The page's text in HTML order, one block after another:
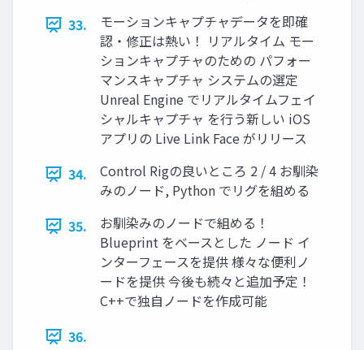
33.
モーションキャプチャデータを即確
認・修正は熱い！ リアルタイム モー
ションキャプチャのための パフォー
マンスキャプチャ システムの選定
Unreal Engine でリアルタイムフェイ
シャルキャプチャ を行う新しい iOS
アプリの Live Link Face がリリース
34.
Control Rigの良いところ 2 / 4 お馴染
みのノード, Python でリグを組める
35.
お馴染みのノードで組める！
Blueprint をベースとした ノード イ
ンターフェースを提供 様々な便利ノ
ードを提供 今後も続々と追加予定！
C++で独自ノードを作成可能
36.